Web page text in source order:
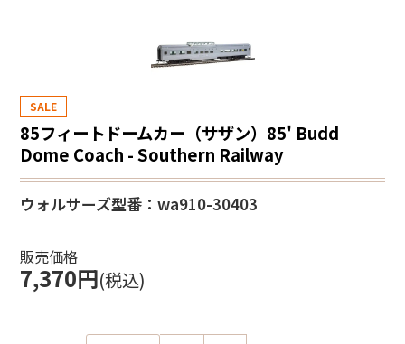
SALE
85フィートドームカー（サザン）85' Budd
Dome Coach - Southern Railway
ウォルサーズ型番：wa910-30403
販売価格
7,370円(税込)